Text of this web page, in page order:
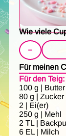
Wie viele
−
Für meinen
Für den Teig:
100 g | Butter
80 g | Zucker
2 | Ei(er)
250 g | Mehl
2 TL |
6 EL | Milch